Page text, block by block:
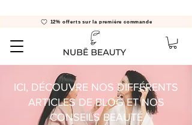
12% offerts sur la première commande
ICI, DÉCOUVRE NOS DIFFÉRENTS
ARTICLES DE BLOG ET NOS
CONSEILS BEAUTÉ